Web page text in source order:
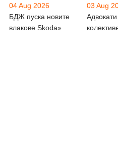
04 Aug 2026
БДЖ пуска новите
влакове Skoda»
03 Aug